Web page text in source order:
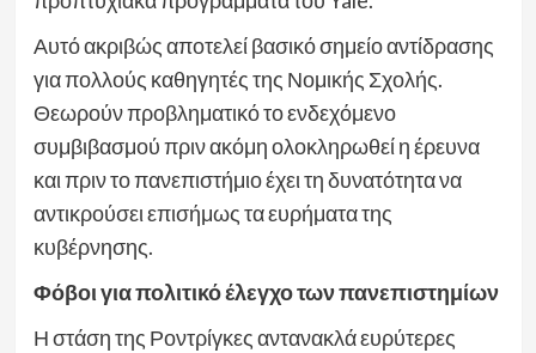
Αυτό ακριβώς αποτελεί βασικό σημείο αντίδρασης
για πολλούς καθηγητές της Νομικής Σχολής.
Θεωρούν προβληματικό το ενδεχόμενο
συμβιβασμού πριν ακόμη ολοκληρωθεί η έρευνα
και πριν το πανεπιστήμιο έχει τη δυνατότητα να
αντικρούσει επισήμως τα ευρήματα της
κυβέρνησης.
Φόβοι για πολιτικό έλεγχο των πανεπιστημίων
Η στάση της Ροντρίγκες αντανακλά ευρύτερες